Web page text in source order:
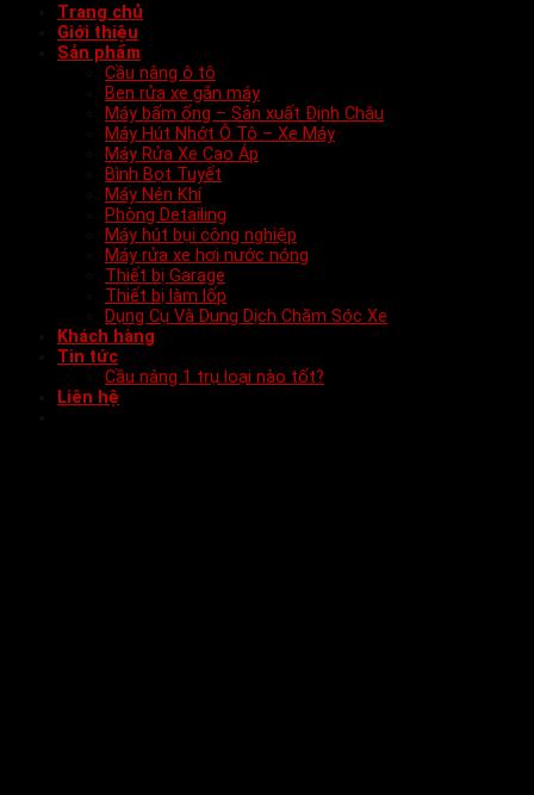
Trang chủ
Giới thiệu
Sản phẩm
Cầu nâng ô tô
Ben rửa xe gắn máy
Máy bấm ống – Sản xuất Định Châu
Máy Hút Nhớt Ô Tô – Xe Máy
Máy Rửa Xe Cao Áp
Bình Bọt Tuyết
Máy Nén Khí
Phòng Detailing
Máy hút bụi công nghiệp
Máy rửa xe hơi nước nóng
Thiết bị Garage
Thiết bị làm lốp
Dụng Cụ Và Dung Dịch Chăm Sóc Xe
Khách hàng
Tin tức
Cầu nâng 1 trụ loại nào tốt?
Liên hệ